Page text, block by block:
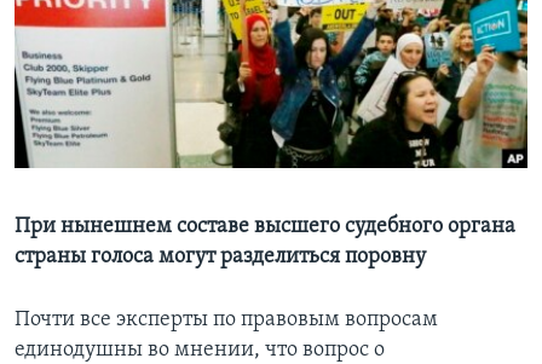
СОЦИАЛЬНЫЕ СЕТИ
Языки
При нынешнем составе высшего судебного органа
страны голоса могут разделиться поровну
Почти все эксперты по правовым вопросам
единодушны во мнении, что вопрос о